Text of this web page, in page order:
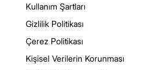
Kullanım Şartları
Gizlilik Politikası
Çerez Politikası
Kişisel Verilerin Korunması